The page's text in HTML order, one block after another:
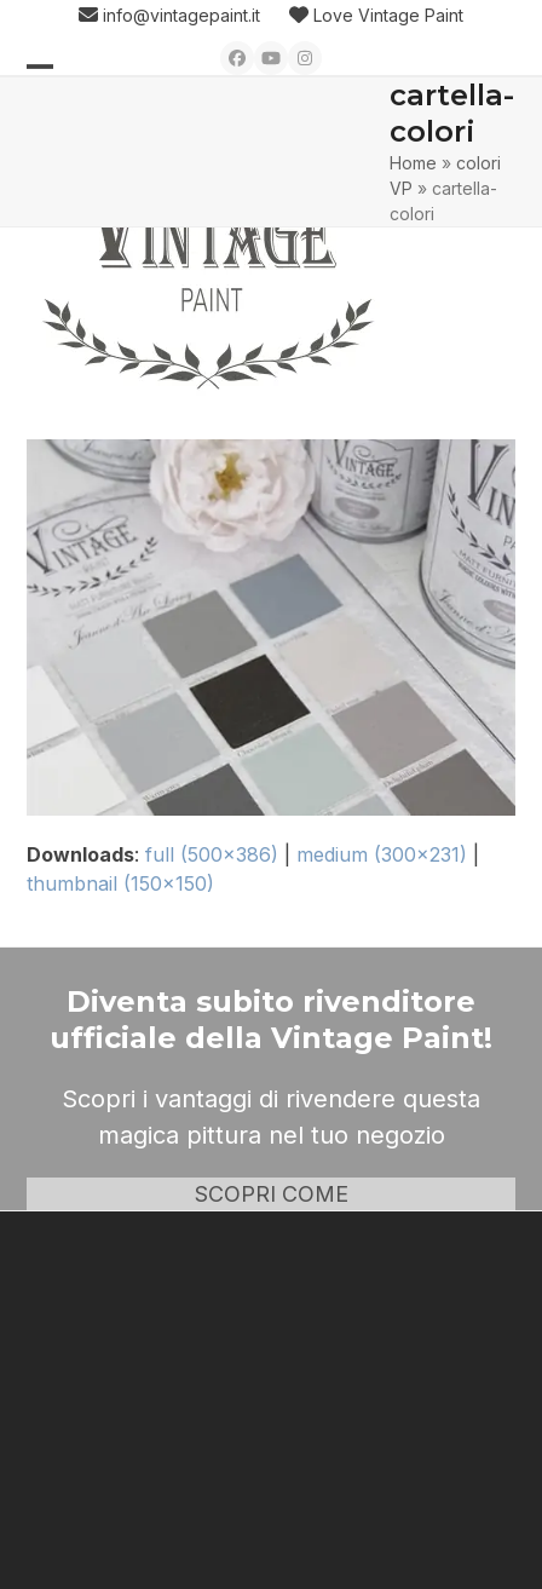
content
info@vintagepaint.it Love Vintage Paint
Facebook
YouTubeInstagram
cartella-
colori
Home »colori
VP » cartella-
colori
Downloads:full (500x386) medium (300x231)
thumbnail (150x150)
Diventa subito rivenditore
ufficiale della Vintage Paint!
Scopri i vantaggi di rivendere questa
magica pittura nel tuo negozio
SCOPRI COME